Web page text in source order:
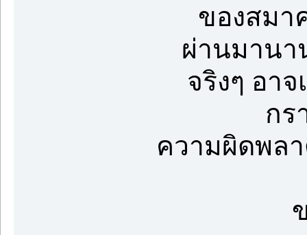
ของสมา
ผ่านมานา
จริงๆ อา
กร
ความผิดพล